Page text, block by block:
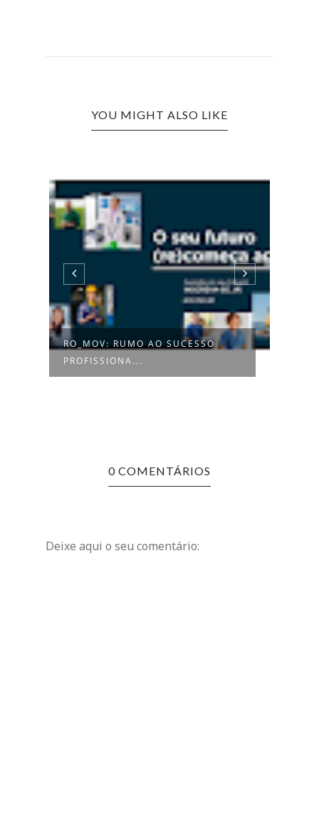
YOU MIGHT ALSO LIKE
GRUPO SALVADOR CAETANO
RECRUTA PARA...
0 COMENTÁRIOS
Deixe aqui o seu comentário: